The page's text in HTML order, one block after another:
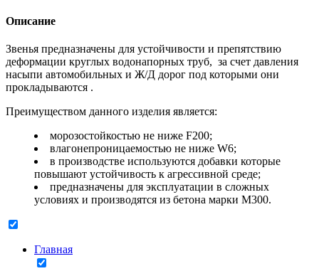
Описание
Звенья предназначены для устойчивости и препятствию
деформации круглых водонапорных труб, за счет давления
насыпи автомобильных и Ж/Д дорог под которыми они
прокладываются .
Преимуществом данного изделия является:
морозостойкостью не ниже F200;
влагонепроницаемостью не ниже W6;
в производстве используются добавки которые
повышают устойчивость к агрессивной среде;
предназначены для эксплуатации в сложных
условиях и производятся из бетона марки М300.
Главная